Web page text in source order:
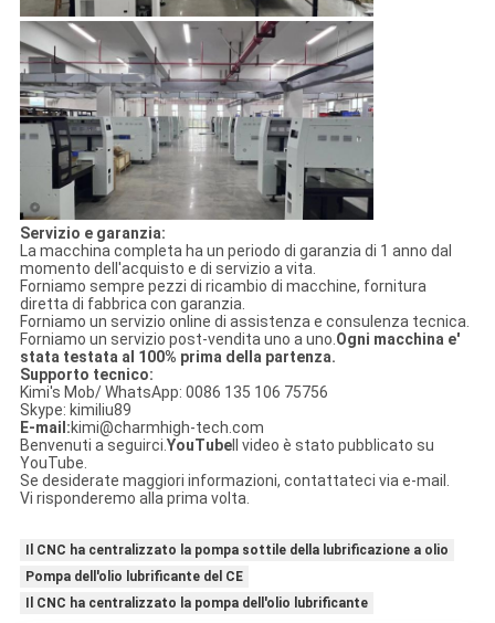
Servizio e garanzia:
La macchina completa ha un periodo di garanzia di 1 anno dal
momento dell'acquisto e di servizio a vita.
Forniamo sempre pezzi di ricambio di macchine, fornitura
diretta di fabbrica con garanzia.
Forniamo un servizio online di assistenza e consulenza tecnica.
Forniamo un servizio post-vendita uno a uno. Ogni macchina e'
stata testata al 100% prima della partenza.
Supporto tecnico:
Kimi's Mob/ WhatsApp: 0086 135 106 75756
Skype: kimiliu89
E-mail:kimi@charmhigh-tech.com
Benvenuti a seguirci. YouTubeIl video è stato pubblicato su
YouTube.
Se desiderate maggiori informazioni, contattateci via e-mail.
Vi risponderemo alla prima volta.
Il CNC ha centralizzato la pompa sottile della lubrificazione a olio
Pompa dell'olio lubrificante del CE
Il CNC ha centralizzato la pompa dell'olio lubrificante